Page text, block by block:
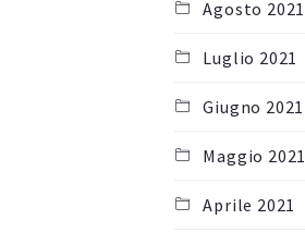
Agosto 2021
Luglio 2021
Giugno 2021
Maggio 2021
Aprile 2021